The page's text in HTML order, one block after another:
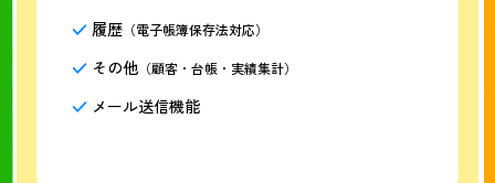
履歴 （電子帳簿保存法対応）
その他 （顧客・台帳・実績集計）
メール送信機能